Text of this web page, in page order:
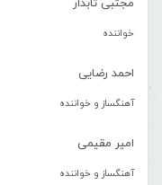
مجتبی تابدار
خواننده
احمد رضایی
آهنگساز و خواننده
امیر مقیمی
آهنگساز و خواننده